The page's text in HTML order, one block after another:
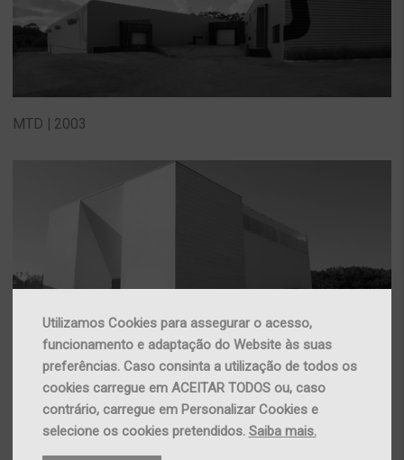
MTD | 2003
ISS | 2001
Utilizamos Cookies para assegurar o acesso,
funcionamento e adaptação do Website às suas
preferências. Caso consinta a utilização de todos os
cookies carregue em ACEITAR TODOS ou, caso
contrário, carregue em Personalizar Cookies e
selecione os cookies pretendidos. Saiba mais.